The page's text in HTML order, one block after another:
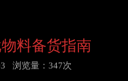
料备货指南
浏览量：347次